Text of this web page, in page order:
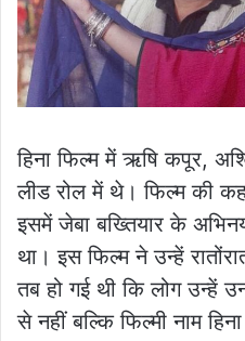
हिना फिल्म में ऋष‍ि कपूर,
लीड रोल में थे। फिल्म की
इसमें जेबा बख्त‍ियार के
था। इस फिल्म ने उन्हें
तब हो गई थी कि लोग उन्हें
से नहीं बल्कि फिल्मी नाम